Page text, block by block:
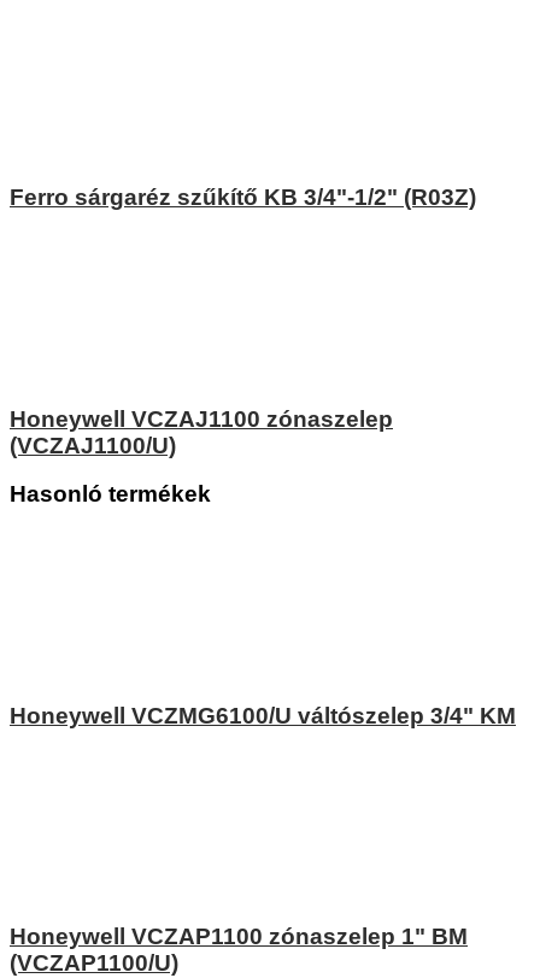
Ferro sárgaréz szűkítő KB 3/4"-1/2" (R03Z)
Honeywell VCZAJ1100 zónaszelep
(VCZAJ1100/U)
Hasonló termékek
Honeywell VCZMG6100/U váltószelep 3/4" KM
Honeywell VCZAP1100 zónaszelep 1" BM
(VCZAP1100/U)